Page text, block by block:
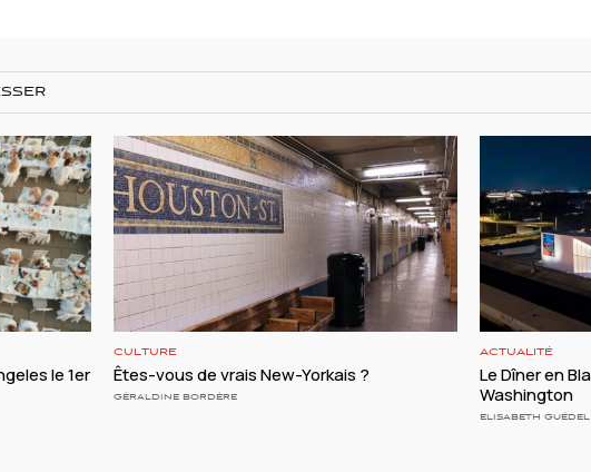
le 1er
CULTURE
Êtes-vous de vrais New-Yorkais ?
GÉRALDINE BORDÈRE
ACTUALITÉ
Le Dîner en
Washington
ELISABETH GUÉDEL